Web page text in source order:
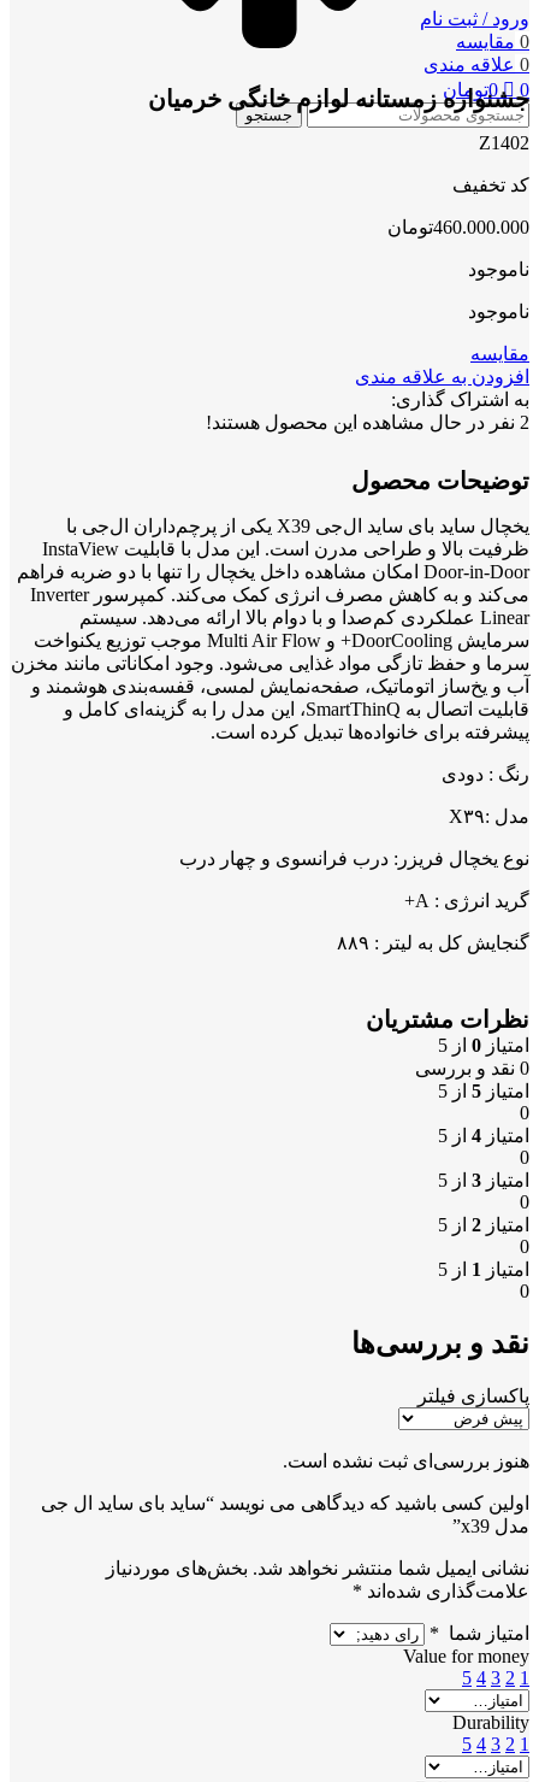
ورود / ثبت نام
0 مقایسه
0 علاقه مندی
0
0تومان
جستجو
جشنواره زمستانه لوازم خانگی خرمیان
Z1402
کد تخفیف
460.000.000تومان
ناموجود
ناموجود
مقایسه
افزودن به علاقه مندی
به اشتراک گذاری:
2 نفر در حال مشاهده این محصول هستند!
توضیحات محصول
یخچال ساید بای ساید ال‌جی X39 یکی از پرچم‌داران ال‌جی با
ظرفیت بالا و طراحی مدرن است. این مدل با قابلیت InstaView
Door-in-Door امکان مشاهده داخل یخچال را تنها با دو ضربه فراهم
می‌کند و به کاهش مصرف انرژی کمک می‌کند. کمپرسور Inverter
Linear عملکردی کم‌صدا و با دوام بالا ارائه می‌دهد. سیستم
سرمایش DoorCooling+ و Multi Air Flow موجب توزیع یکنواخت
سرما و حفظ تازگی مواد غذایی می‌شود. وجود امکاناتی مانند مخزن
آب و یخ‌ساز اتوماتیک، صفحه‌نمایش لمسی، قفسه‌بندی هوشمند و
قابلیت اتصال به SmartThinQ، این مدل را به گزینه‌ای کامل و
پیشرفته برای خانواده‌ها تبدیل کرده است.
رنگ : دودی
مدل :X۳۹
نوع یخچال فریزر: درب فرانسوی و چهار درب
گرید انرژی : A+
گنجایش کل به لیتر : ۸۸۹
نظرات مشتریان
امتیاز 0 از 5
0 نقد و بررسی
امتیاز 5 از 5
0
امتیاز 4 از 5
0
امتیاز 3 از 5
0
امتیاز 2 از 5
0
امتیاز 1 از 5
0
نقد و بررسی‌ها
پاکسازی فیلتر
هنوز بررسی‌ای ثبت نشده است.
اولین کسی باشید که دیدگاهی می نویسد “ساید بای ساید ال جی
مدل x39”
نشانی ایمیل شما منتشر نخواهد شد. بخش‌های موردنیاز
علامت‌گذاری شده‌اند *
امتیاز شما *
Value for money
1
2
3
4
5
Durability
1
2
3
4
5